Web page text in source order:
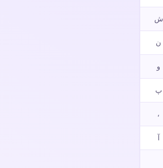
ش
ن
و
پ
،
آ